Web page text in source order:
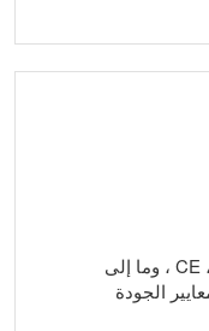
معتمدة من قبل CE ، RoHS ، FDA ، وما إلى
الجودة